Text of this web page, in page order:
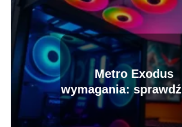
Metro Exodus
wymagania:
twój PC to